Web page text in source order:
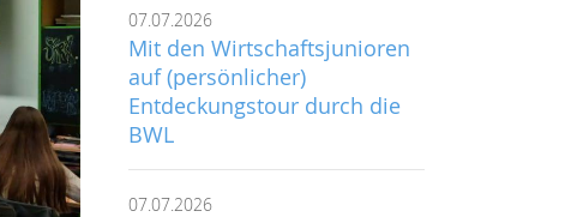
07.07.2026
Mit den Wirtschaftsjunioren
auf (persönlicher)
Entdeckungstour durch die
BWL
07.07.2026